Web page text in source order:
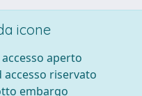
icone
aperto
accesso riservato
embargo